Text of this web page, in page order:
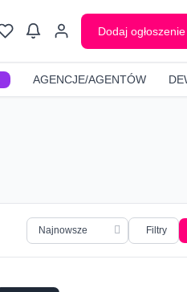
Dodaj
AGENCJE/AGENTÓW
Filtry